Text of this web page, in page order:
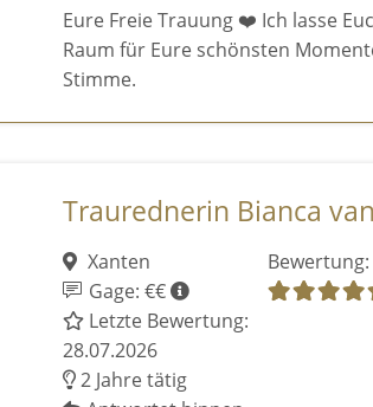
Eure Freie Trauung ❤️ Ich lasse
Raum für Eure schönsten
Stimme.
Traurednerin Bianca
Xanten
Gage: €€
Letzte Bewertung:
28.07.2026
2 Jahre tätig
Bewertung: